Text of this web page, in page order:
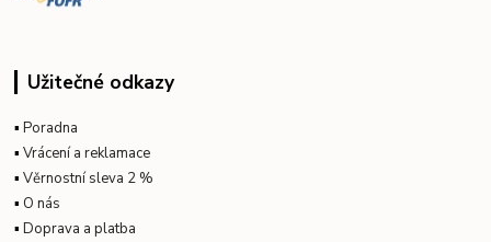
Užitečné odkazy
▪Poradna
▪Vrácení a reklamace
▪Věrnostní sleva 2 %
▪ O nás
▪Doprava a platba